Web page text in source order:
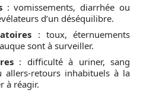
: vomissements, diarrhée ou
d’un déséquilibre.
: toux, éternuements
sont à surveiller.
: difficulté à uriner, sang
allers-retours inhabituels à la
à réagir.